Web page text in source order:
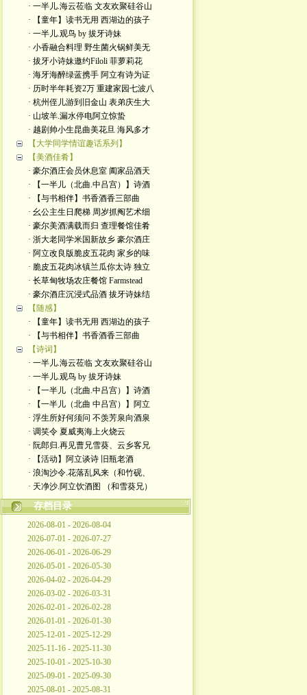
· 一半儿.海云莅临 文友欢聚硅谷山
· 【童年】读书无用 西湖边的孩子
· 一半儿.观鸟 by 拔牙诗妹
· 小香融合料理 野生菌火锅鲜美无
· 拔牙小诗妹邀约Filoli 菲萝莉花
· 海牙海醉绿蓝携手 阿立有诗为证
· 历时半年耗资2万 重建家园七波八
· 杭州侄儿游到旧金山 表弟庆生大
· 山坡羊.漏水停电阿立惊蛰
· 越剧帅小生昆曲美花旦 海风多才
【大学同学情谊趣话系列】
【美酒佳肴】
· 豪尔酒庄会员休息室 阖家品酒天
· 【一半儿（北曲.中吕宫）】诗酒
· 【与书相伴】书香酒香三部曲
· 幺公主生日爬梯 周岁抓阄艺术细
· 豪尔美酒满载而归 查理餐馆佳肴
· 浙大老同学米国新故乡 豪尔酒庄
· 阿立改良版脆皮五花肉 家乡的味
· 脆皮五花肉冰镇兰瓜你太诗 独立
· 长草甸牧场农庄餐馆 Farmstead
· 豪尔酒庄沉浸式品酒 拔牙诗妹结
【随感】
· 【童年】读书无用 西湖边的孩子
· 【与书相伴】书香酒香三部曲
【诗词】
· 一半儿.海云莅临 文友欢聚硅谷山
· 一半儿.观鸟 by 拔牙诗妹
· 【一半儿（北曲.中吕宫）】诗酒
· 【一半儿（北曲 中吕宫）】阿立
· 浮生所好何须问 不羡芳泉向酒泉
· 调笑令 夏威夷海上火烧云
· 阮郎归.再见曹兄雪葵、云乡客兄
· 【活动】阿立谈诗 旧瓶老酒
· 浪淘沙令.花落乱风来（和竹砚、
· 天净沙.阿立饮酒图 （和雪葵兄）
存档目录
2026-08-01 - 2026-08-04
2026-07-01 - 2026-07-27
2026-06-01 - 2026-06-29
2026-05-01 - 2026-05-30
2026-04-02 - 2026-04-29
2026-03-02 - 2026-03-31
2026-02-01 - 2026-02-28
2026-01-01 - 2026-01-30
2025-12-01 - 2025-12-29
2025-11-16 - 2025-11-30
2025-10-01 - 2025-10-30
2025-09-01 - 2025-09-30
2025-08-01 - 2025-08-31